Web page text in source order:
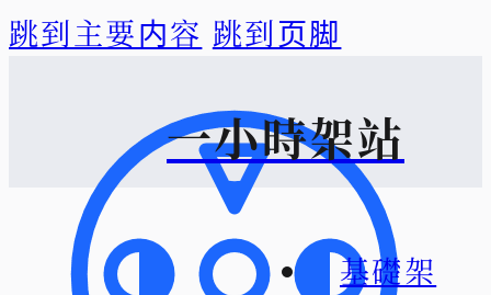
跳到主要内容 跳到页脚
一小時架站
基礎架